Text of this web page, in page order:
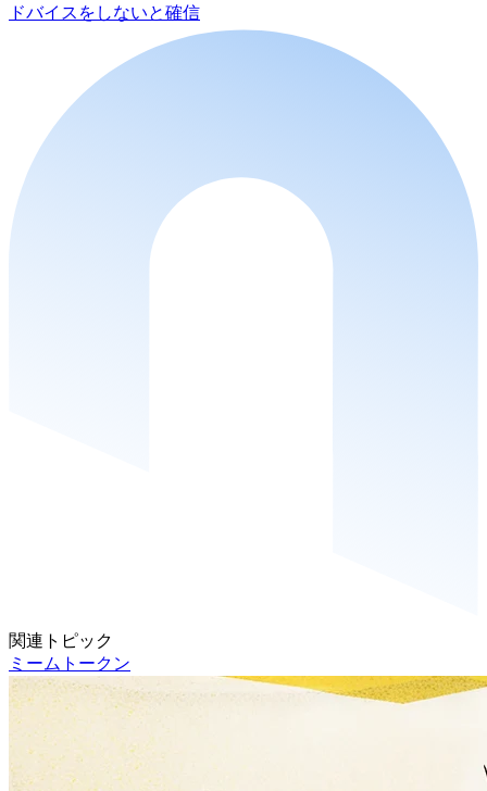
ドバイスをしないと確信
関連トピック
ミームトークン